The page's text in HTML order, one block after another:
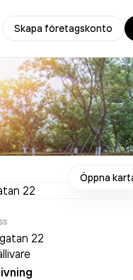
Skapa företagskonto
Öppna
22